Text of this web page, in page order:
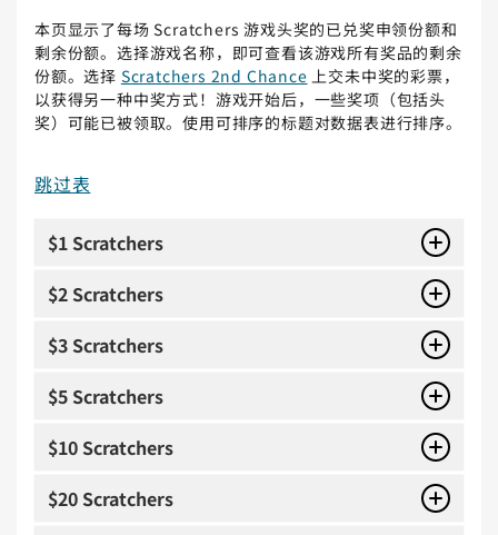
本页显示了每场 Scratchers 游戏头奖的已兑奖申领份额和
剩余份额。选择游戏名称，即可查看该游戏所有奖品的剩余
份额。选择 Scratchers 2nd Chance 上交未中奖的彩票，
以获得另一种中奖方式！游戏开始后，一些奖项（包括头
奖）可能已被领取。使用可排序的标题对数据表进行排序。
跳过表
$1 Scratchers
$2 Scratchers
$3 Scratchers
$5 Scratchers
$10 Scratchers
$20 Scratchers